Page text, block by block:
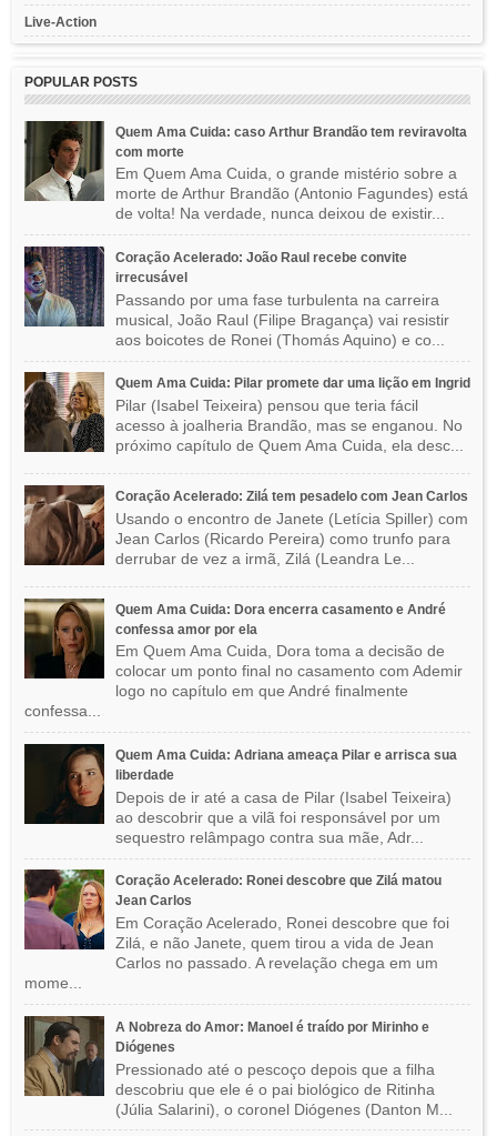
Live-Action
POPULAR POSTS
Quem Ama Cuida: caso Arthur Brandão tem reviravolta
com morte
Em Quem Ama Cuida, o grande mistério sobre a
morte de Arthur Brandão (Antonio Fagundes) está
de volta! Na verdade, nunca deixou de existir...
Coração Acelerado: João Raul recebe convite
irrecusável
Passando por uma fase turbulenta na carreira
musical, João Raul (Filipe Bragança) vai resistir
aos boicotes de Ronei (Thomás Aquino) e co...
Quem Ama Cuida: Pilar promete dar uma lição em Ingrid
Pilar (Isabel Teixeira) pensou que teria fácil
acesso à joalheria Brandão, mas se enganou. No
próximo capítulo de Quem Ama Cuida, ela desc...
Coração Acelerado: Zilá tem pesadelo com Jean Carlos
Usando o encontro de Janete (Letícia Spiller) com
Jean Carlos (Ricardo Pereira) como trunfo para
derrubar de vez a irmã, Zilá (Leandra Le...
Quem Ama Cuida: Dora encerra casamento e André
confessa amor por ela
Em Quem Ama Cuida, Dora toma a decisão de
colocar um ponto final no casamento com Ademir
logo no capítulo em que André finalmente
confessa...
Quem Ama Cuida: Adriana ameaça Pilar e arrisca sua
liberdade
Depois de ir até a casa de Pilar (Isabel Teixeira)
ao descobrir que a vilã foi responsável por um
sequestro relâmpago contra sua mãe, Adr...
Coração Acelerado: Ronei descobre que Zilá matou
Jean Carlos
Em Coração Acelerado, Ronei descobre que foi
Zilá, e não Janete, quem tirou a vida de Jean
Carlos no passado. A revelação chega em um
mome...
A Nobreza do Amor: Manoel é traído por Mirinho e
Diógenes
Pressionado até o pescoço depois que a filha
descobriu que ele é o pai biológico de Ritinha
(Júlia Salarini), o coronel Diógenes (Danton M...